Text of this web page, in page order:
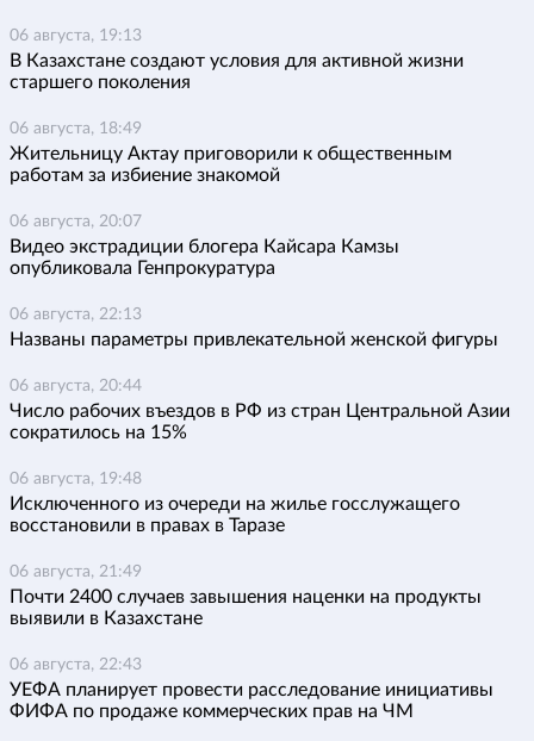
06 августа, 19:13
В Казахстане создают условия для активной жизни
старшего поколения
06 августа, 18:49
Жительницу Актау приговорили к общественным
работам за избиение знакомой
06 августа, 20:07
Видео экстрадиции блогера Кайсара Камзы
опубликовала Генпрокуратура
06 августа, 22:13
Названы параметры привлекательной женской фигуры
06 августа, 20:44
Число рабочих въездов в РФ из стран Центральной Азии
сократилось на 15%
06 августа, 19:48
Исключенного из очереди на жилье госслужащего
восстановили в правах в Таразе
06 августа, 21:49
Почти 2400 случаев завышения наценки на продукты
выявили в Казахстане
06 августа, 22:43
УЕФА планирует провести расследование инициативы
ФИФА по продаже коммерческих прав на ЧМ